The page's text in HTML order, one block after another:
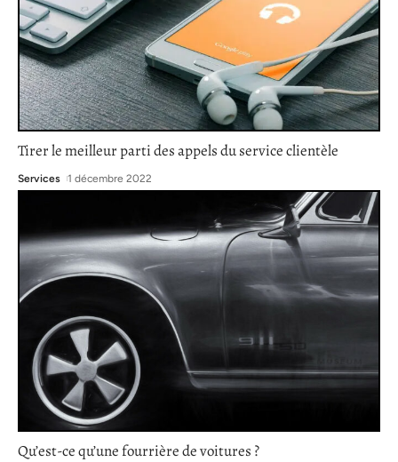
Tirer le meilleur parti des appels du service clientèle
Services 1 décembre 2022
Qu’est-ce qu’une fourrière de voitures ?